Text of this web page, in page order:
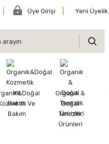
Üye Girişi Yeni Üyelik
Ve
Bakım
Organik &
Doğal
Temizlik
Ürünleri